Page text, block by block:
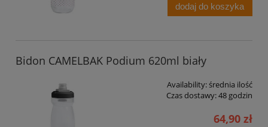
dodaj do koszyka
Bidon CAMELBAK Podium 620ml biały
Availability:średnia ilość
Czas dostawy:48 godzin
64,90 zł